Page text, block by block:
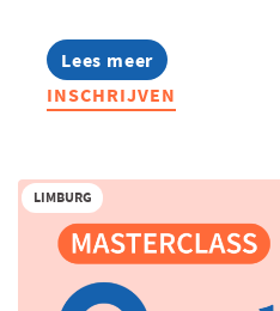
Lees meer
about
Jonge
Ondernemers
INSCHRIJVEN
LIMBURG